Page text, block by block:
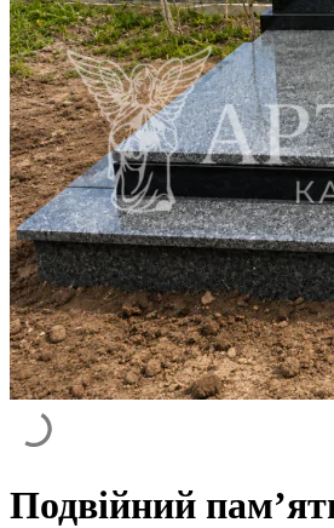
Подвійний